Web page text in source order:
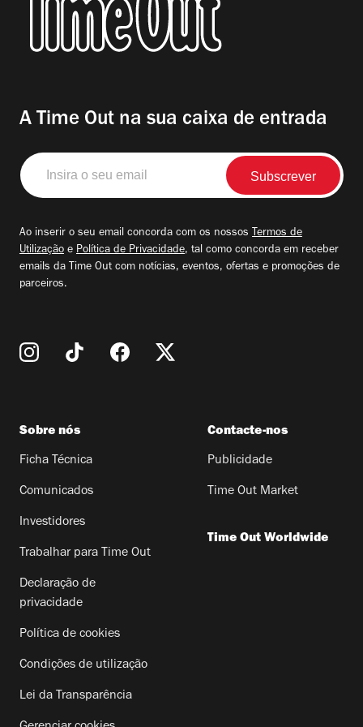
A Time Out na sua caixa de entrada
Insira
o
seu
Ao inserir o seu email concorda com os nossos Termos de
Utilização e Política de Privacidade, tal como concorda em receber
emails da Time Out com notícias, eventos, ofertas e promoções de
parceiros.
Sobre nós
Ficha Técnica
Comunicados
Investidores
Trabalhar para Time Out
Declaração de
privacidade
Política de cookies
Condições de utilização
Lei da Transparência
Contacte-nos
Publicidade
Time Out Market
Time Out Worldwide